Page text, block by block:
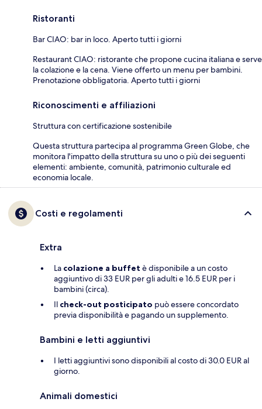
Ristoranti
Bar CIAO: bar in loco. Aperto tutti i giorni
Restaurant CIAO: ristorante che propone cucina italiana e serve
la colazione e la cena. Viene offerto un menu per bambini.
Prenotazione obbligatoria. Aperto tutti i giorni
Riconoscimenti e affiliazioni
Struttura con certificazione sostenibile
Questa struttura partecipa al programma Green Globe, che
monitora l'impatto della struttura su uno o più dei seguenti
elementi: ambiente, comunità, patrimonio culturale ed
economia locale.
Costi e regolamenti
Extra
La colazione a buffet è disponibile a un costo
aggiuntivo di 33 EUR per gli adulti e 16.5 EUR per i
bambini (circa).
Il check-out posticipato può essere concordato
previa disponibilità e pagando un supplemento.
Bambini e letti aggiuntivi
I letti aggiuntivi sono disponibili al costo di 30.0 EUR al
giorno.
Animali domestici